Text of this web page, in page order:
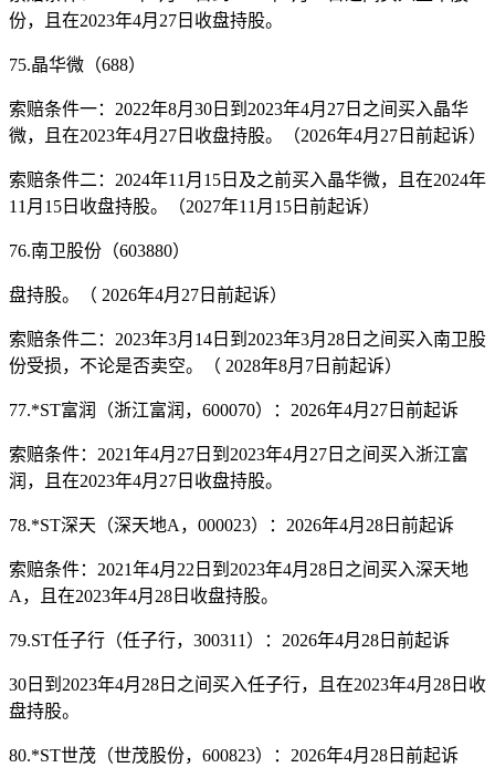
份，且在2023年4月27日收盘持股。
75.晶华微（688）
索赔条件一：2022年8月30日到2023年4月27日之间买入晶华
微，且在2023年4月27日收盘持股。（2026年4月27日前起诉）
索赔条件二：2024年11月15日及之前买入晶华微，且在2024年
11月15日收盘持股。（2027年11月15日前起诉）
76.南卫股份（603880）
盘持股。（ 2026年4月27日前起诉）
索赔条件二：2023年3月14日到2023年3月28日之间买入南卫股
份受损，不论是否卖空。（ 2028年8月7日前起诉）
77.*ST富润（浙江富润，600070）：2026年4月27日前起诉
索赔条件：2021年4月27日到2023年4月27日之间买入浙江富
润，且在2023年4月27日收盘持股。
78.*ST深天（深天地A，000023）：2026年4月28日前起诉
索赔条件：2021年4月22日到2023年4月28日之间买入深天地
A，且在2023年4月28日收盘持股。
79.ST任子行（任子行，300311）：2026年4月28日前起诉
30日到2023年4月28日之间买入任子行，且在2023年4月28日收
盘持股。
80.*ST世茂（世茂股份，600823）：2026年4月28日前起诉